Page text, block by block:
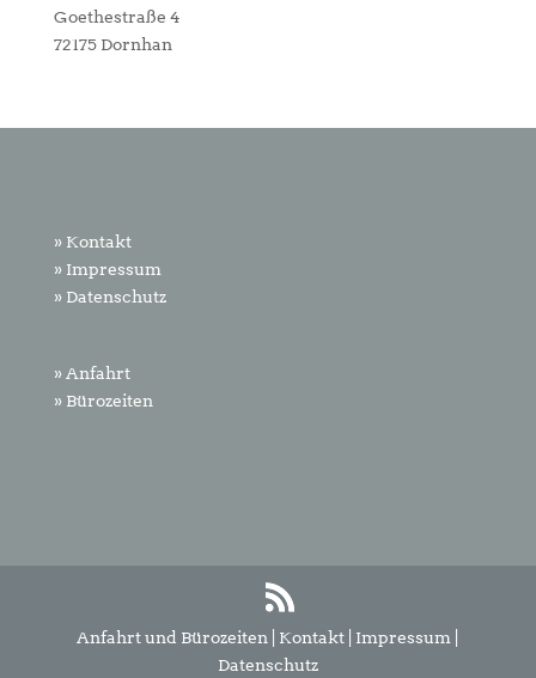
Goethestraße 4
72175 Dornhan
» Kontakt
» Impressum
» Datenschutz
» Anfahrt
» Bürozeiten
Anfahrt und Bürozeiten Kontakt Impressum
Datenschutz